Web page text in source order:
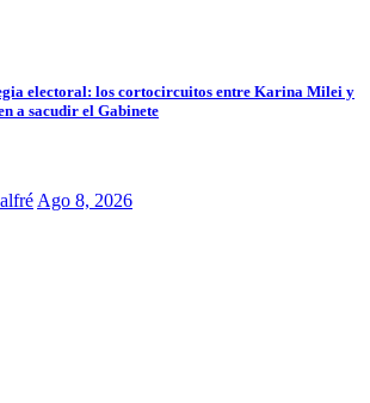
electoral: los cortocircuitos entre Karina Milei y
a sacudir el Gabinete
Ago 8, 2026